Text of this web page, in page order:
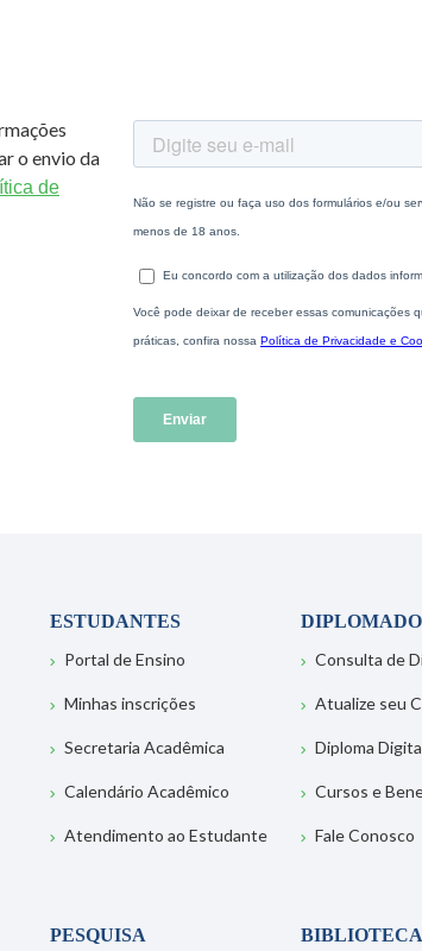
o envio da
de
ESTUDANTES
Portal de Ensino
Minhas inscrições
Secretaria Acadêmica
Calendário Acadêmico
Atendimento ao Estudante
Consulta de
Atualize seu
Diploma
Cursos e
Fale Conosco
PESQUISA BIBLIOTECA